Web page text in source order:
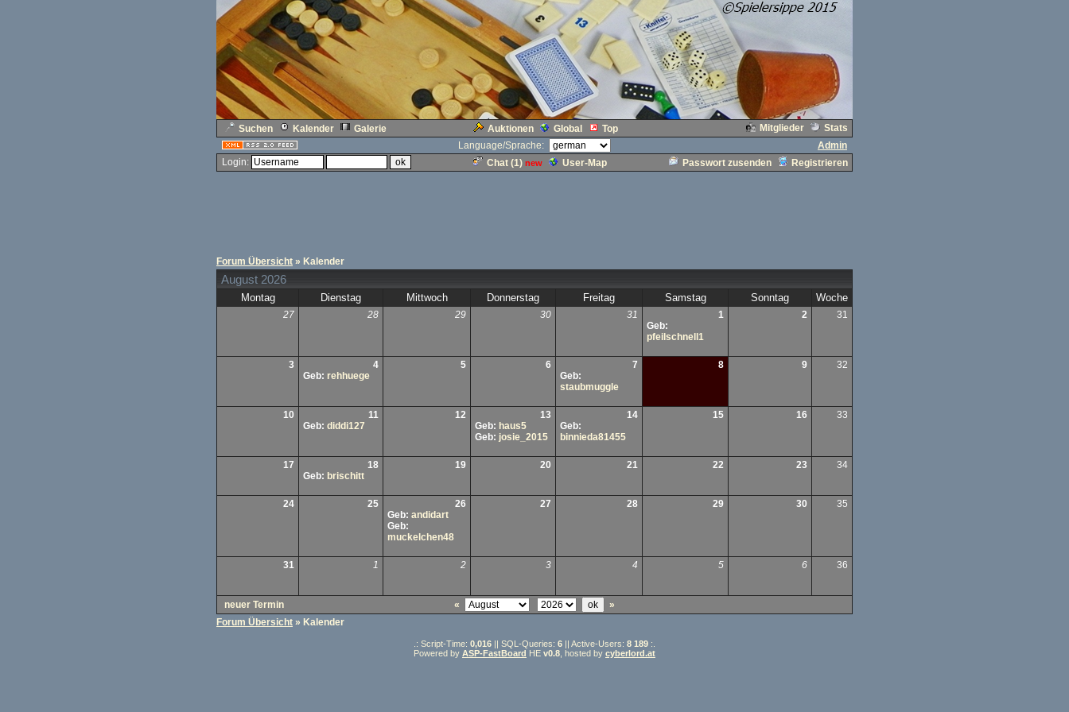
Suchen Kalender Galerie Auktionen Global Top Mitglieder
Stats
Language/Sprache:
Admin
Login:
Chat (1) new User-Map Passwort zusenden Registrieren
Forum Übersicht » Kalender
August 2026
Montag Dienstag Mittwoch Donnerstag Freitag Samstag Sonntag Woche
27 28 29 30 31
1
Geb:
pfeilschnell1
2 31
3
4
Geb: rehhuege
5 6
7
Geb:
staubmuggle
8 9 32
10
11
Geb: diddi127
12
13
Geb: haus5
Geb: josie_2015
14
Geb:
binnieda81455
15 16 33
17
18
Geb: brischitt
19 20 21 22 23 34
24 25
26
Geb: andidart
Geb:
muckelchen48
27 28 29 30 35
31 1 2 3 4 5 6 36
neuer Termin «
»
Forum Übersicht » Kalender
.: Script-Time: 0,016 || SQL-Queries: 6 || Active-Users: 8 189 :.
Powered by ASP-FastBoard HE v0.8 , hosted by cyberlord.at